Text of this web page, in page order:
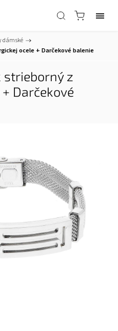
dámské /
ocele + Darčekové balenie
strieborný z
+ Darčekové